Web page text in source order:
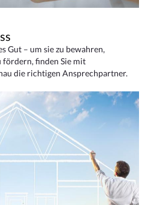
Gut – um sie zu bewahren,
finden Sie mit
die richtigen Ansprechpartner.